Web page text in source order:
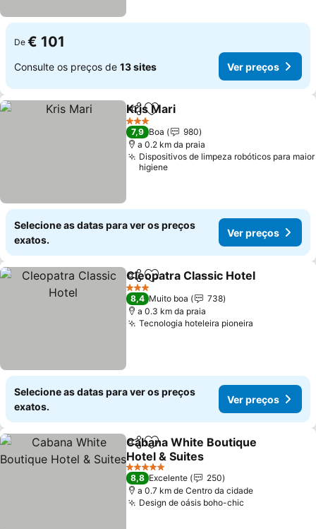
De € 101
Consulte os preços de 13 sites Ver preços
PartilharAdicionar aos favoritos
Kris Mari
3 Estrelas
7,9 Boa
980
a 0.2 km da praia
Dispositivos de limpeza robóticos para maior
higiene
Selecione as datas para ver os preços
exatos.
Ver preços
PartilharAdicionar aos favoritos
Cleopatra Classic Hotel
3 Estrelas
8,4 Muito boa
738
a 0.3 km da praia
Tecnologia hoteleira pioneira
Selecione as datas para ver os preços
exatos.
Ver preços
PartilharAdicionar aos favoritos
Cabana White Boutique
Hotel & Suites
5 Estrelas
8,8 Excelente
250
a 0.7 km de Centro da cidade
Design de oásis boho-chic